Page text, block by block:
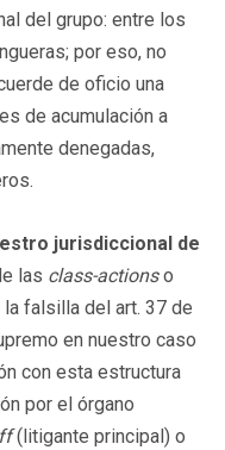
del grupo: entre los
por eso, no
de oficio una
de acumulación a
denegadas,
jurisdiccional de
las class-actionso
falsilla del art. 37 de
en nuestro caso
con esta estructura
por el órgano
(litigante principal) o